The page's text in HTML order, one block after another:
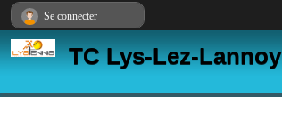
TC Lys-Lez-Lannoy
Se connecter
Panneau de gestion des cookies